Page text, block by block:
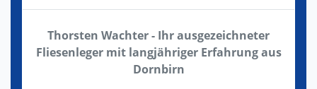
Thorsten Wachter - Ihr ausgezeichneter
Fliesenleger mit langjähriger Erfahrung aus
Dornbirn